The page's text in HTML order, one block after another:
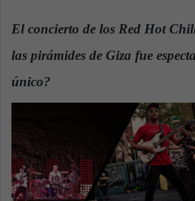
a
l
El concierto de los Red Hot
las pirámides de Giza fue
único?